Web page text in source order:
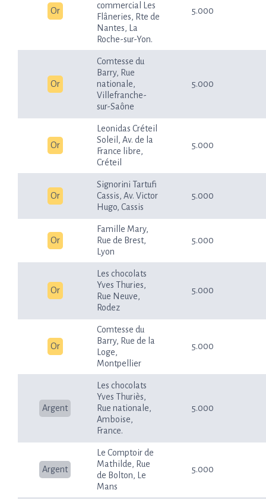
Or
commercial Les
Flâneries, Rte de
Nantes, La
Roche-sur-Yon.
5.000
Or
Comtesse du
Barry, Rue
nationale,
Villefranche-
sur-Saône
5.000
Or
Leonidas Créteil
Soleil, Av. de la
France libre,
Créteil
5.000
Or
Signorini Tartufi
Cassis, Av. Victor
Hugo, Cassis
5.000
Or
Famille Mary,
Rue de Brest,
Lyon
5.000
Or
Les chocolats
Yves Thuries,
Rue Neuve,
Rodez
5.000
Or
Comtesse du
Barry, Rue de la
Loge,
Montpellier
5.000
Argent
Les chocolats
Yves Thuriès,
Rue nationale,
Amboise,
France.
5.000
Argent
Le Comptoir de
Mathilde, Rue
de Bolton, Le
Mans
5.000